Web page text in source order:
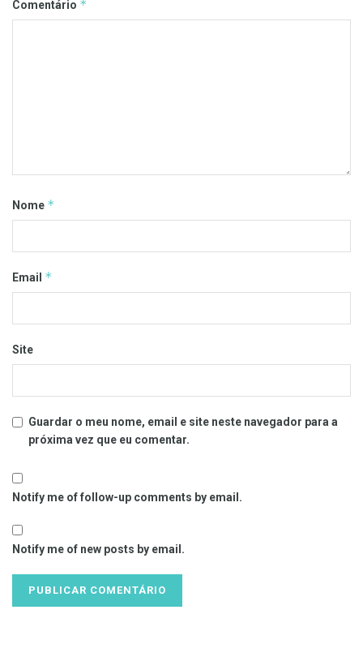
Comentário *
Nome *
Email *
Site
Guardar o meu nome, email e site neste navegador para a
próxima vez que eu comentar.
Notify me of follow-up comments by email.
Notify me of new posts by email.